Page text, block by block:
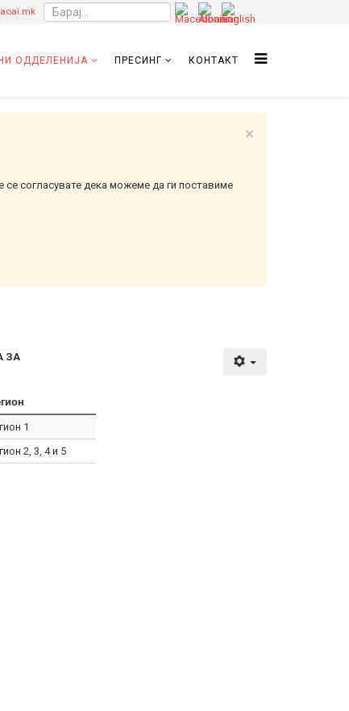
ОДДЕЛЕНИЈА ПРЕСИНГ КОНТАКТ
×
согласувате дека можеме да ги поставиме
ЗА
1
2, 3, 4 и 5